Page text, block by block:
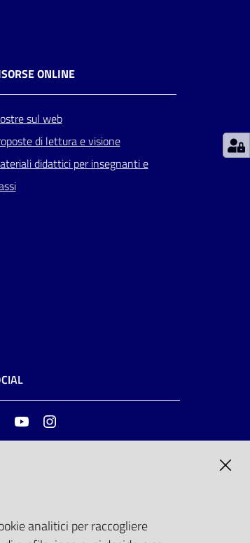
ONLINE
sul web
di lettura e visione
didattici per insegnanti e
FacebookYoutube
analitici per raccogliere